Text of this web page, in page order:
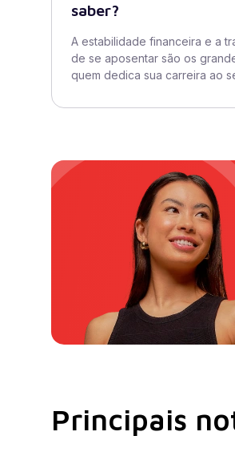
saber?
A estabilidade financeira e a
de se aposentar são os
quem dedica sua carreira ao
Principais